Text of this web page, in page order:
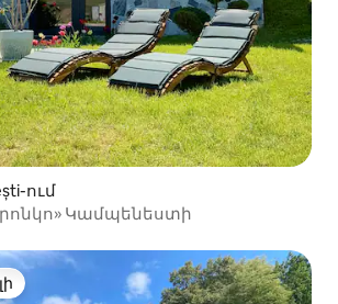
ում
Կամպենեստի